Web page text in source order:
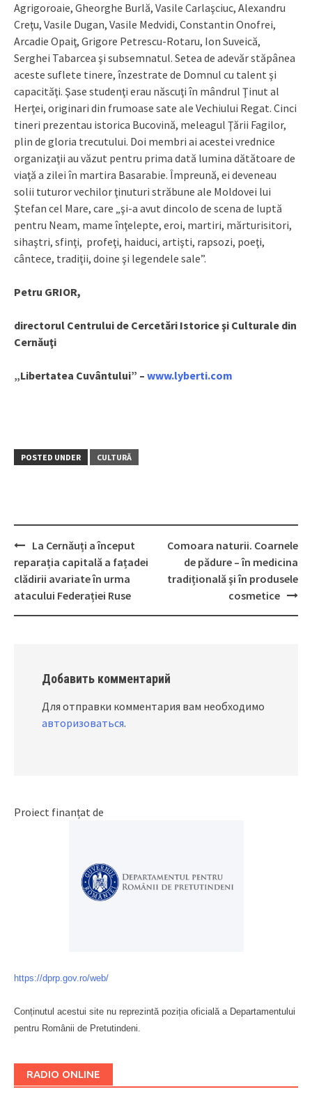
Agrigoroaie, Gheorghe Burlă, Vasile Carlaşciuc, Alexandru
Creţu, Vasile Dugan, Vasile Medvidi, Constantin Onofrei,
Arcadie Opaiţ, Grigore Petrescu-Rotaru, Ion Suveică,
Serghei Tabarcea şi subsemnatul. Setea de adevăr stăpânea
aceste suflete tinere, înzestrate de Domnul cu talent şi
capacităţi. Şase studenţi erau născuţi în mândrul Ţinut al
Herţei, originari din frumoase sate ale Vechiului Regat. Cinci
tineri prezentau istorica Bucovină, meleagul Ţării Fagilor,
plin de gloria trecutului. Doi membri ai acestei vrednice
organizaţii au văzut pentru prima dată lumina dătătoare de
viaţă a zilei în martira Basarabie. Împreună, ei deveneau
solii tuturor vechilor ţinuturi străbune ale Moldovei lui
Ştefan cel Mare, care „şi-a avut dincolo de scena de luptă
pentru Neam, mame înţelepte, eroi, martiri, mărturisitori,
sihaştri, sfinţi, profeţi, haiduci, artişti, rapsozi, poeţi,
cântece, tradiţii, doine şi legendele sale”.
Petru GRIOR,
directorul Centrului de Cercetări Istorice şi Culturale din
Cernăuţi
„Libertatea Cuvântului” – www.lyberti.com
POSTED UNDER CULTURĂ
Post
navigation
La Cernăuți a început
reparația capitală a fațadei
clădirii avariate în urma
atacului Federației Ruse
Comoara naturii. Coarnele
de pădure – în medicina
tradițională şi în produsele
cosmetice
Добавить комментарий
Для отправки комментария вам необходимо
авторизоваться.
Proiect finanțat de
https://dprp.gov.ro/web/
Conținutul acestui site nu reprezintă poziția oficială a Departamentului
pentru Românii de Pretutindeni.
RADIO ONLINE